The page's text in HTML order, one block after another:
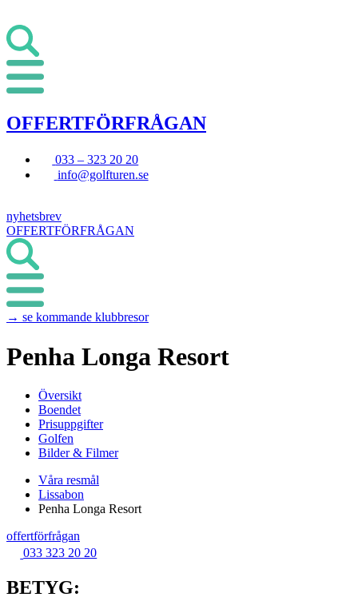
OFFERTFÖRFRÅGAN
033 – 323 20 20
info@golfturen.se
nyhetsbrev
OFFERTFÖRFRÅGAN
→ se kommande klubbresor
Penha Longa Resort
Översikt
Boendet
Prisuppgifter
Golfen
Bilder & Filmer
Våra resmål
Lissabon
Penha Longa Resort
offertförfrågan
033 323 20 20
BETYG: